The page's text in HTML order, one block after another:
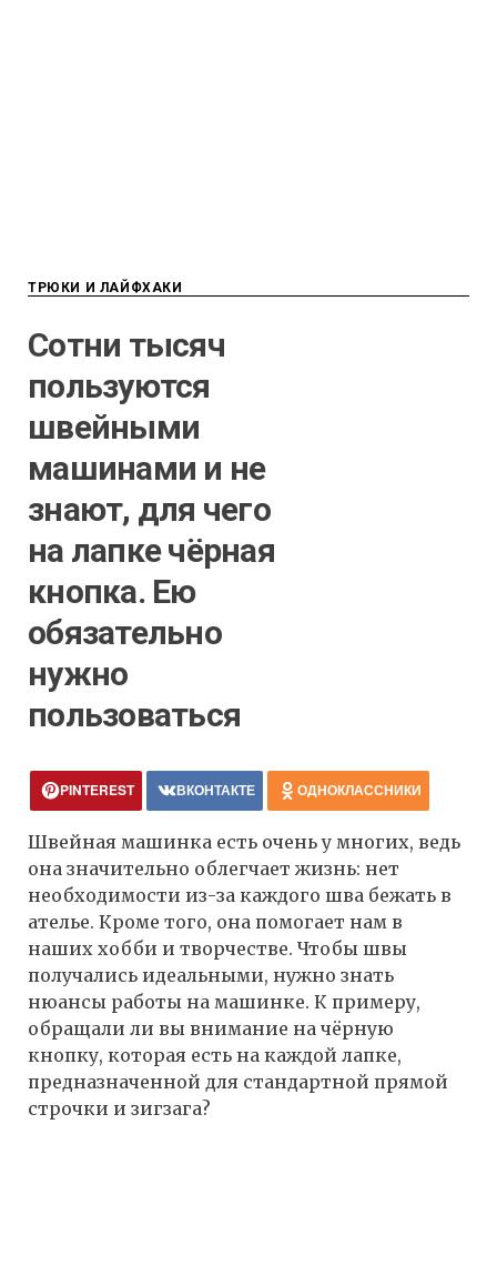
ТРЮКИ И ЛАЙФХАКИ
Сотни тысяч
пользуются
швейными
машинами и не
знают, для чего
на лапке чёрная
кнопка. Ею
обязательно
нужно
пользоваться
PINTEREST ВКОНТАКТЕ ОДНОКЛАССНИКИ
Швейная машинка есть очень у многих, ведь
она значительно облегчает жизнь: нет
необходимости из-за каждого шва бежать в
ателье. Кроме того, она помогает нам в
наших хобби и творчестве. Чтобы швы
получались идеальными, нужно знать
нюансы работы на машинке. К примеру,
обращали ли вы внимание на чёрную
кнопку, которая есть на каждой лапке,
предназначенной для стандартной прямой
строчки и зигзага?